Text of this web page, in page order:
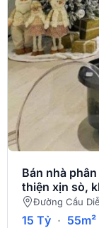
Bán nhà
thiện xịn sò,
Đường Cầu
15 Tỷ · 55m²